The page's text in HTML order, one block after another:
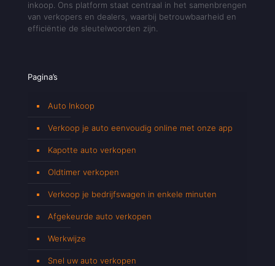
inkoop. Ons platform staat centraal in het samenbrengen
van verkopers en dealers, waarbij betrouwbaarheid en
efficiëntie de sleutelwoorden zijn.
Pagina’s
Auto Inkoop
Verkoop je auto eenvoudig online met onze app
Kapotte auto verkopen
Oldtimer verkopen
Verkoop je bedrijfswagen in enkele minuten
Afgekeurde auto verkopen
Werkwijze
Snel uw auto verkopen